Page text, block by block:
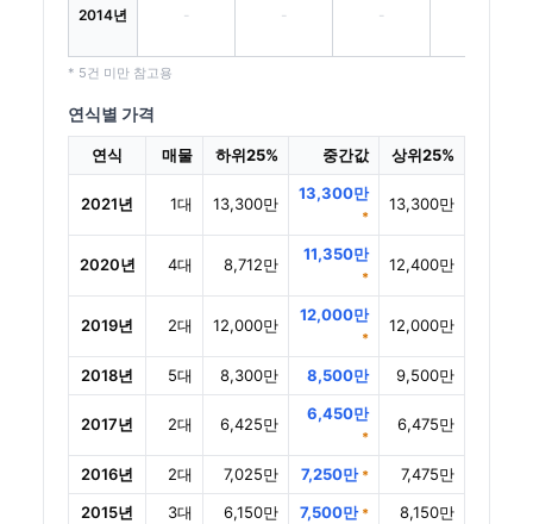
2014년 - - -
* 5건 미만 참고용
연식별 가격
연식 매물 하위25% 중간값 상위25%
2021년 1대 13,300만
13,300만
*
13,300만
2020년 4대 8,712만
11,350만
*
12,400만
2019년 2대 12,000만
12,000만
*
12,000만
2018년 5대 8,300만 8,500만 9,500만
2017년 2대 6,425만
6,450만
*
6,475만
2016년 2대 7,025만 7,250만 *
7,475만
2015년
3대 6,150만 7,500만 * 8,150만